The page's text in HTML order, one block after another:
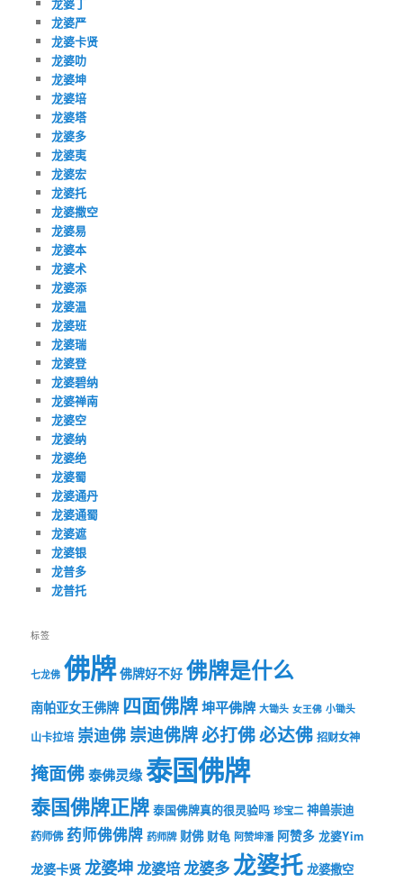
龙婆严
龙婆卡贤
龙婆叻
龙婆坤
龙婆培
龙婆塔
龙婆多
龙婆夷
龙婆宏
龙婆托
龙婆撒空
龙婆易
龙婆本
龙婆术
龙婆添
龙婆温
龙婆班
龙婆瑞
龙婆登
龙婆碧纳
龙婆禅南
龙婆空
龙婆纳
龙婆绝
龙婆蜀
龙婆通丹
龙婆通蜀
龙婆遮
龙婆银
龙普多
龙普托
标签
七龙佛 佛牌 佛牌好不好 佛牌是什么
南帕亚女王佛牌 四面佛牌坤平佛牌 大锄头 女王佛 小锄头
山卡拉培 崇迪佛崇迪佛牌必打佛必达佛 招财女神
掩面佛泰佛灵缘泰国佛牌
泰国佛牌正牌 泰国佛牌真的很灵验吗 珍宝二 神兽崇迪
药师佛 药师佛佛牌 药师牌 财佛 财龟 阿赞坤潘 阿赞多 龙婆Yim
龙婆卡贤 龙婆坤龙婆培 龙婆多龙婆托 龙婆撒空